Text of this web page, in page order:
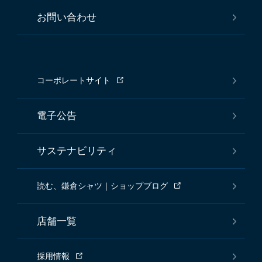
お問い合わせ
コーポレートサイト
電子公告
サステナビリティ
読む、鎌倉シャツ｜ショップブログ
店舗一覧
採用情報